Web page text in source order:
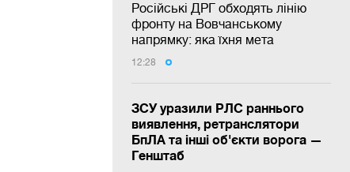
Російські ДРГ обходять лінію
фронту на Вовчанському
напрямку: яка їхня мета
12:28
ЗСУ уразили РЛС раннього
виявлення, ретранслятори
БпЛА та інші об'єкти ворога —
Генштаб